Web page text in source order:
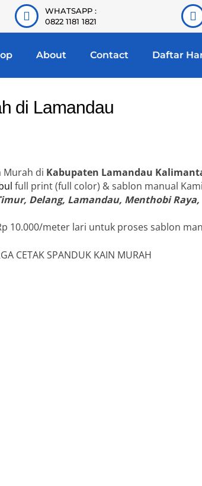
WHATSAPP :
0822 1181 1821
About Contact Daftar
di Lamandau
Murah di Kabupaten Lamandau
full print (full color) & sablon manual Kami
Delang, Lamandau, Menthobi Raya,
10.000/meter lari untuk proses sablon